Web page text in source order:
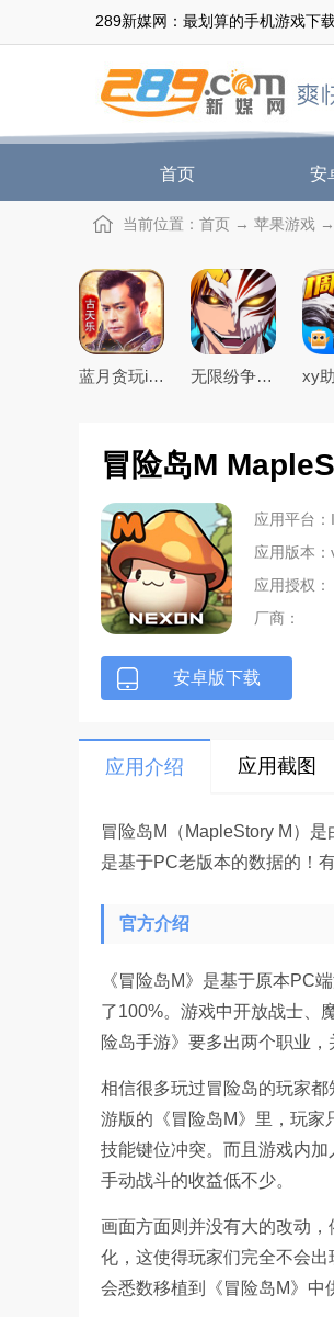
289新媒网：最划算的手机游戏下
首页 安
当前位置： 首页 → 苹果游戏 →
蓝月贪玩ios苹果客户端 无限纷争魂玉修改器最新版
冒险岛M
应用平台
应用版本
应用授权：
厂商：
安卓版下载
应用介绍 应用截图
冒险岛M（MapleStory M）
是基于PC老版本的数据的！
官方介绍
《冒险岛M》是基于原本PC
了100%。游戏中开放战士、
险岛手游》要多出两个职业
相信很多玩过冒险岛的玩家
游版的《冒险岛M》里，玩家
技能键位冲突。而且游戏内
手动战斗的收益低不少。
画面方面则并没有大的改动
化，这使得玩家们完全不会
会悉数移植到《冒险岛M》中